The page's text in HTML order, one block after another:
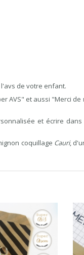
de votre enfant.
AVS" et aussi "Merci
et écrire
coquillage Cauri,